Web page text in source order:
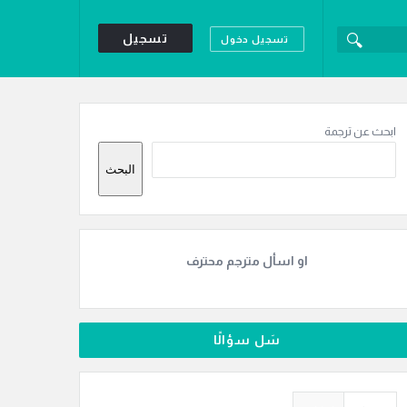
تسجيل دخول تسجيل
الجانبية
ابحث عن ترجمة
البحث
او اسأل مترجم محترف
سَل سؤالًا